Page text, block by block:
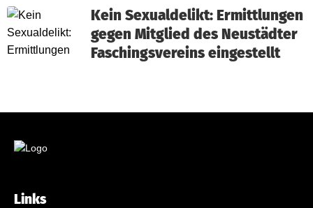
Kein Sexualdelikt: Ermittlungen
gegen Mitglied des Neustädter
Faschingsvereins eingestellt
Links